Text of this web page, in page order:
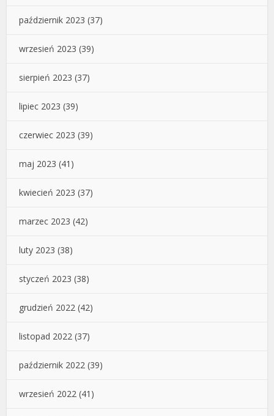
październik 2023 (37)
wrzesień 2023 (39)
sierpień 2023 (37)
lipiec 2023 (39)
czerwiec 2023 (39)
maj 2023 (41)
kwiecień 2023 (37)
marzec 2023 (42)
luty 2023 (38)
styczeń 2023 (38)
grudzień 2022 (42)
listopad 2022 (37)
październik 2022 (39)
wrzesień 2022 (41)